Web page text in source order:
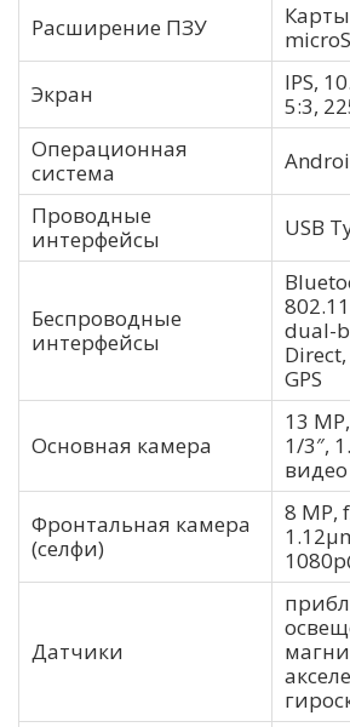
Расширение ПЗУ
Экран
IPS,
5:3,
Операционная
система
Проводные
интерфейсы
USB
Беспроводные
интерфейсы
dual-
GPS
Основная камера
13
1/3″,
Фронтальная камера
(селфи)
8 MP,
Датчики